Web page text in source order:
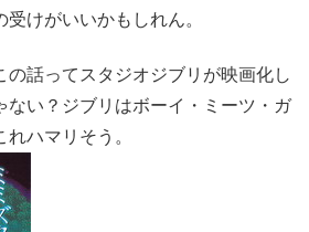
けがいいかもしれん。
の話ってスタジオジブリが映画化し
ない？ジブリはボーイ・ミーツ・ガ
ハマリそう。